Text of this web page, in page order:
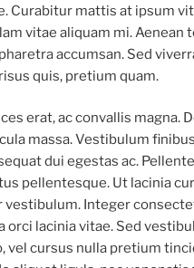
Curabitur mattis at ipsum
vitae aliquam mi. Aenean
accumsan. Sed
quis, pretium quam.
erat, ac convallis magna.
massa. Vestibulum
dui egestas ac.
pellentesque. Ut lacinia
vestibulum. Integer
orci lacinia vitae. Sed
vel cursus nulla pretium